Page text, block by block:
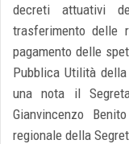
decreti attuativi
trasferimento delle
pagamento delle
Pubblica Utilità
una nota il
Gianvincenzo
regionale della